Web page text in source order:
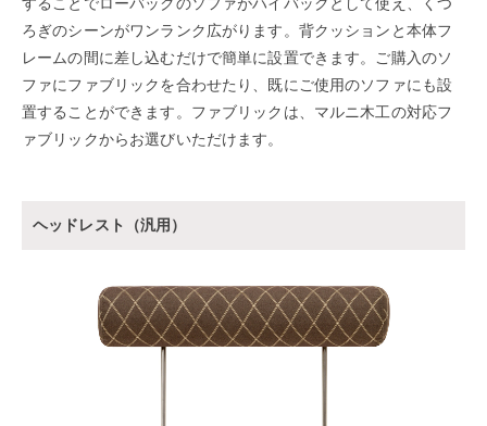
ろぎのシーンがワンランク広がります。背クッションと本体フ
レームの間に差し込むだけで簡単に設置できます。ご購入のソ
ファにファブリックを合わせたり、既にご使用のソファにも設
置することができます。ファブリックは、マルニ木工の対応フ
ァブリックからお選びいただけます。
ヘッドレスト（汎用）